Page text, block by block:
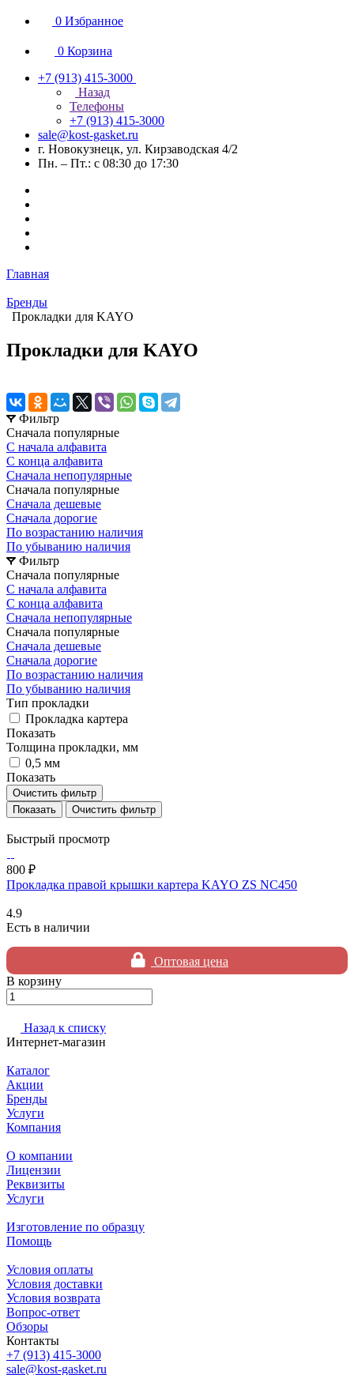
0 Избранное
0 Корзина
+7 (913) 415-3000
Назад
Телефоны
+7 (913) 415-3000
sale@kost-gasket.ru
г. Новокузнецк, ул. Кирзаводская 4/2
Пн. – Пт.: с 08:30 до 17:30
Главная
Бренды
Прокладки для KAYO
Прокладки для KAYO
Фильтр
Сначала популярные
С начала алфавита
С конца алфавита
Сначала непопулярные
Сначала популярные
Сначала дешевые
Сначала дорогие
По возрастанию наличия
По убыванию наличия
Фильтр
Сначала популярные
С начала алфавита
С конца алфавита
Сначала непопулярные
Сначала популярные
Сначала дешевые
Сначала дорогие
По возрастанию наличия
По убыванию наличия
Тип прокладки
Прокладка картера
Показать
Толщина прокладки, мм
0,5 мм
Показать
Очистить фильтр
Очистить фильтр
Быстрый просмотр
800 ₽
Прокладка правой крышки картера KAYO ZS NC450
4.9
Есть в наличии
Оптовая цена
В корзину
Назад к списку
Интернет-магазин
Каталог
Акции
Бренды
Услуги
Компания
О компании
Лицензии
Реквизиты
Услуги
Изготовление по образцу
Помощь
Условия оплаты
Условия доставки
Условия возврата
Вопрос-ответ
Обзоры
Контакты
+7 (913) 415-3000
sale@kost-gasket.ru